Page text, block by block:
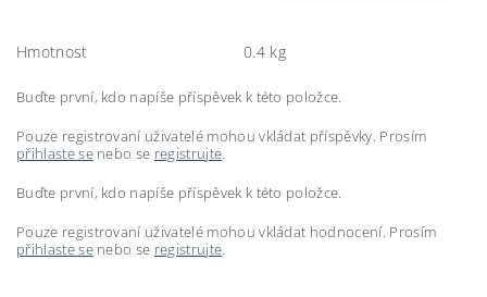
Hmotnost 0.4 kg
Buďte první, kdo napíše příspěvek k této položce.
Pouze registrovaní uživatelé mohou vkládat příspěvky. Prosím
přihlaste senebo se registrujte.
Buďte první, kdo napíše příspěvek k této položce.
Pouze registrovaní uživatelé mohou vkládat hodnocení. Prosím
přihlaste senebo se registrujte.